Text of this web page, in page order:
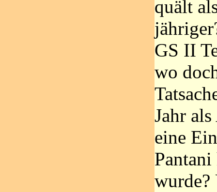
quält
GS II
wo
Jahr
eine
Pantani
wurde?